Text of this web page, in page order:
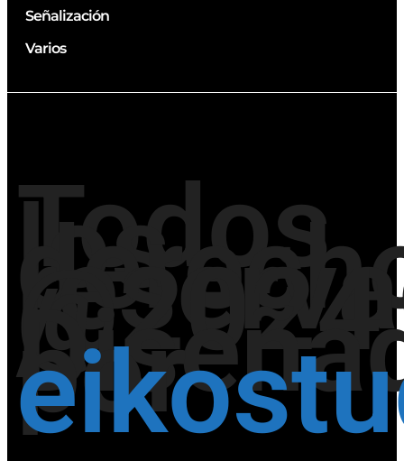
Señalización
Varios
Todos
los
@2024
/
por